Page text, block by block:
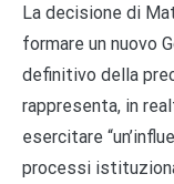
La decisione di
formare un nuovo
definitivo della
rappresenta, in
esercitare “un’
processi